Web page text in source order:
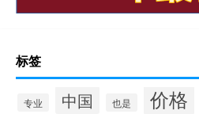
标签
专业 中国 也是 价格